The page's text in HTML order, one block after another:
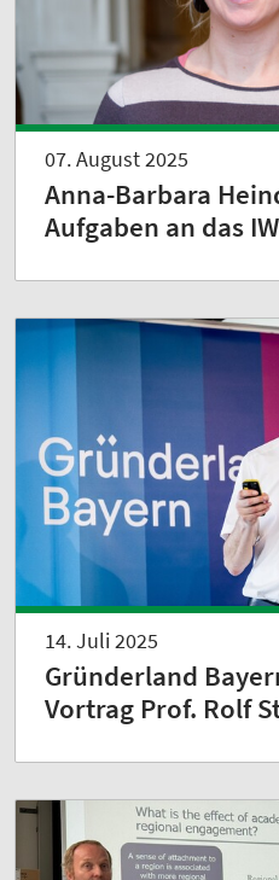
07. August 2025
Anna-Barbara
Aufgaben an das
14. Juli 2025
Gründerland
Vortrag Prof. Rolf